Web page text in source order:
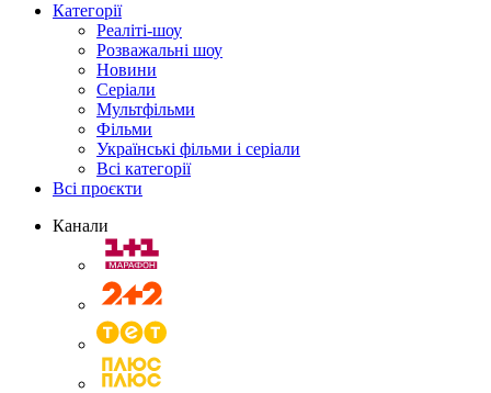
Категорії
Реаліті-шоу
Розважальні шоу
Новини
Серіали
Мультфільми
Фільми
Українські фільми і серіали
Всі категорії
Всі проєкти
Канали